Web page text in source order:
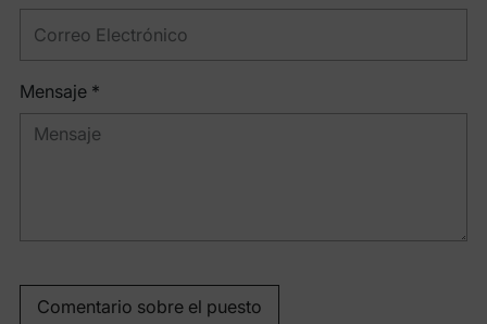
Mensaje *
Comentario sobre el puesto